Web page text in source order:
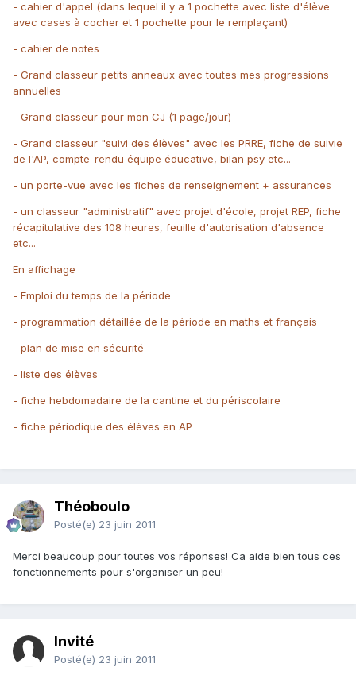
- cahier d'appel (dans lequel il y a 1 pochette avec liste d'élève
avec cases à cocher et 1 pochette pour le remplaçant)
- cahier de notes
- Grand classeur petits anneaux avec toutes mes progressions
annuelles
- Grand classeur pour mon CJ (1 page/jour)
- Grand classeur "suivi des élèves" avec les PRRE, fiche de suivie
de l'AP, compte-rendu équipe éducative, bilan psy etc...
- un porte-vue avec les fiches de renseignement + assurances
- un classeur "administratif" avec projet d'école, projet REP, fiche
récapitulative des 108 heures, feuille d'autorisation d'absence
etc...
En affichage
- Emploi du temps de la période
- programmation détaillée de la période en maths et français
- plan de mise en sécurité
- liste des élèves
- fiche hebdomadaire de la cantine et du périscolaire
- fiche périodique des élèves en AP
Théoboulo
Posté(e) 23 juin 2011
Merci beaucoup pour toutes vos réponses! Ca aide bien tous ces
fonctionnements pour s'organiser un peu!
Invité
Posté(e) 23 juin 2011